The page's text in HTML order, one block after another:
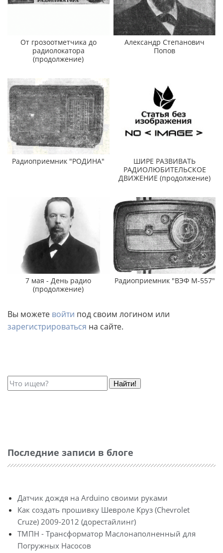
От грозоотметчика до
радиолокатора
(продолжение)
Александр Степанович
Попов
Радиоприемник "РОДИНА"
ШИРЕ РАЗВИВАТЬ
РАДИОЛЮБИТЕЛЬСКОЕ
ДВИЖЕНИЕ (продолжение)
7 мая - День радио
(продолжение)
Радиоприемник "ВЭФ М-557"
Вы можете войти под своим логином или
зарегистрироваться на сайте.
Найти!
Последние записи в блоге
Датчик дождя на Arduino своими руками
Как создать прошивку Шевроле Круз (Chevrolet
Cruze) 2009-2012 (дорестайлинг)
ТМПН - Трансформатор Маслонаполненный для
Погружных Насосов